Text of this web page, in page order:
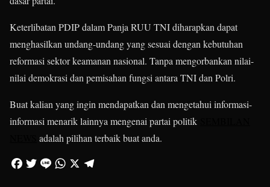
Keterlibatan PDIP dalam Panja RUU TNI diharapkan dapat
menghasilkan undang-undang yang sesuai dengan kebutuhan
reformasi sektor keamanan nasional. Tanpa mengorbankan nilai-
nilai demokrasi dan pemisahan fungsi antara TNI dan Polri.
Buat kalian yang ingin mendapatkan dan mengetahui informasi-
informasi menarik lainnya mengenai partai politik
adalah pilihan terbaik buat anda.